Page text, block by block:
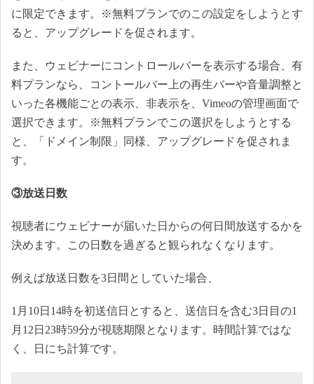
に限定できます。※無料プランでのこの設定をしようとす
ると、アップグレードを促されます。
また、ウェビナーにコントロールバーを表示する場合、有
料プランなら、コントールバー上の再生バーや音量調整と
いった各機能ごとの表示、非表示を、Vimeoの管理画面で
選択できます。※無料プランでこの選択をしようとする
と、「ドメイン制限」同様、アップグレードを促されま
す。
③放送日数
視聴者にウェビナーが届いた日からの何日間放送するかを
決めます。この日数を過ぎると観られなくなります。
例えば放送日数を3日間としていた場合、
1月10日14時を初送信日とすると、送信日を含む3日目の1
月12日23時59分が視聴期限となります。時間計算ではな
く、日にち計算です。